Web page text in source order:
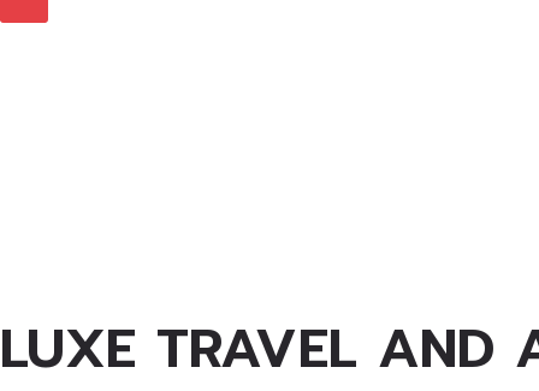
LUXE TRAVEL AND